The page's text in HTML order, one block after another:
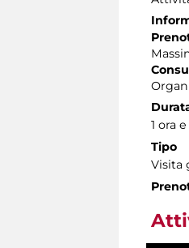
1 ora
Tipo
Visita